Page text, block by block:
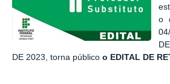
o
DE 2023, torna público o EDITAL DE